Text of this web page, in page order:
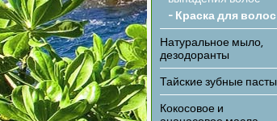
- Краска для волос
Натуральное мыло,
дезодоранты
Тайские зубные пасты
Кокосовое и